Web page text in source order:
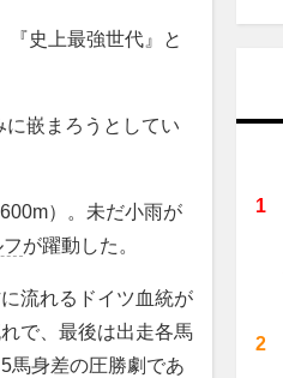
史上最強世代』と
に嵌まろうとしてい
）。未だ小雨が
が躍動した。
流れるドイツ血統が
で、最後は出走各馬
馬身差の圧勝劇であ